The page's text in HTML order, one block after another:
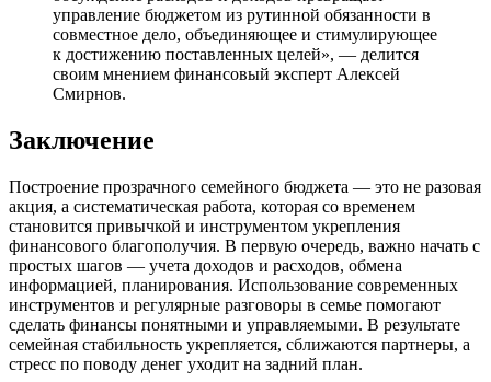
управление бюджетом из рутинной обязанности в
совместное дело, объединяющее и стимулирующее
к достижению поставленных целей», — делится
своим мнением финансовый эксперт Алексей
Смирнов.
Заключение
Построение прозрачного семейного бюджета — это не разовая
акция, а систематическая работа, которая со временем
становится привычкой и инструментом укрепления
финансового благополучия. В первую очередь, важно начать с
простых шагов — учета доходов и расходов, обмена
информацией, планирования. Использование современных
инструментов и регулярные разговоры в семье помогают
сделать финансы понятными и управляемыми. В результате
семейная стабильность укрепляется, сближаются партнеры, а
стресс по поводу денег уходит на задний план.